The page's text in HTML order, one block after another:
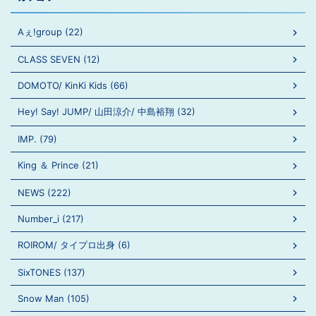
Aぇ!group (22)
CLASS SEVEN (12)
DOMOTO/ KinKi Kids (66)
Hey! Say! JUMP/ 山田涼介/ 中島裕翔 (32)
IMP. (79)
King ＆ Prince (21)
NEWS (222)
Number_i (217)
ROIROM/ タイプロ出身 (6)
SixTONES (137)
Snow Man (105)